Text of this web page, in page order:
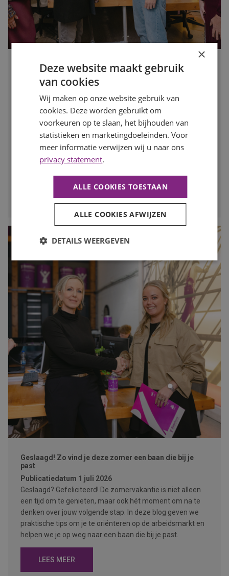
Waarom motivatie steeds belangrijker wordt dan een
AuteurRomée Zwaan
Een indrukwekkend cv is niet langer de enige sleutel tot
een nieuwe baan. Werkgevers kijken steeds vaker naar de
persoon achter het cv: hoe gemotiveerd is iemand, wil
iemand zich ontwikkelen en past diegene binnen het
team? In deze blog lees je waarom motivatie een steeds
Geslaagd! Zo vind je deze zomer een baan die bij je
past
Publicatiedatum 1 juli 2026
Geslaagd? Gefeliciteerd! De zomervakantie is niet alleen
een tijd om te genieten, maar ook hét moment om na te
denken over jouw volgende stap. In deze blog geven we
praktische tips om je te oriënteren op de arbeidsmarkt en
helpen we je op weg naar een baan die bij je past.
LEES MEER
×
Deze website maakt gebruik
van cookies
Wij maken op onze website gebruik van
cookies. Deze worden gebruikt om
voorkeuren op te slaan, het bijhouden van
statistieken en marketingdoeleinden. Voor
meer informatie verwijzen wij u naar ons
privacy statement.
ALLE COOKIES TOESTAAN
ALLE COOKIES AFWIJZEN
DETAILS WEERGEVEN